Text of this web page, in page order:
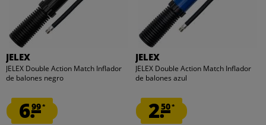
JELEX
JELEX Double Action Match Inflador
de balones negro
6.99*
JELEX
JELEX Double Action Match Inflador
de balones azul
2.50*